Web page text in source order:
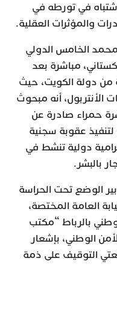
في تورطه في
والمؤثرات العقلية.
الخامس الدولي
مباشرة بعد
دولة الكويت، حيث
الأنتربول، أنه مبحوث
حمراء صادرة عن
عقوبة سجنية
دولية تنشط في
بالبشر.
الوضع تحت الحراسة
العامة المختصة،
بالرباط “مكتب
الوطني، بإشعار
التوقيف على ذمة